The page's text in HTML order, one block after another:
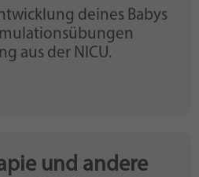
deines Babys
aus der NICU.
und andere